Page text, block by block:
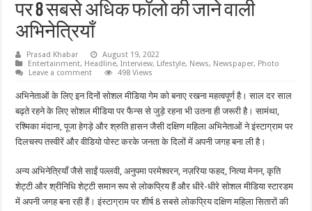
पर 8 सबसे अधिक फॉलो की जाने वाली
अभिनेत्रियाँ
Prasad Khabar
August 19, 2022
Entertainment, Headline,Interview, Lifestyle, News, Newspaper, Photo
Leave a comment
498 Views
अभिनेताओं के लिए इन दिनों सोशल मीडिया गेम को बनाए रखना महत्वपूर्ण है। साल दर साल
बढ़ते रहने के लिए सोशल मीडिया पर फैन्स से जुड़े रहना भी उतना ही जरूरी है। सामंथा,
रश्मिका मंदाना, पूजा हेगड़े और श्रुति हासन जैसी दक्षिण महिला अभिनेताओं ने इंस्टाग्राम पर
दिलचस्प तस्वीरें और वीडियो पोस्ट करके जनता के दिलों में अपनी जगह बना ली है।
अन्य अभिनेत्रियाँ जैसे साईं पल्लवी, अनुपमा परमेश्वरन, नज़रिया फहद, नित्या मेनन, कृति
शेट्टी और श्रीनिधि शेट्टी समान रूप से लोकप्रिय हैं और धीरे-धीरे सोशल मीडिया स्टारडम
में अपनी जगह बना रही हैं। इंस्टाग्राम पर शीर्ष 8 सबसे लोकप्रिय दक्षिण महिला सितारों की